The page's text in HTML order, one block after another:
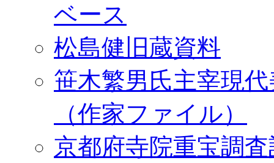
ベース
松島健旧蔵資料
笹木繁男氏主宰現
（作家ファイル）
京都府寺院重宝調